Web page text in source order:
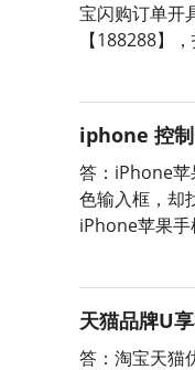
宝闪购订单开
【188288】
iphone 控制
答：iPhone苹
色输入框，却
iPhone苹果手
天猫品牌U
答：淘宝天猫